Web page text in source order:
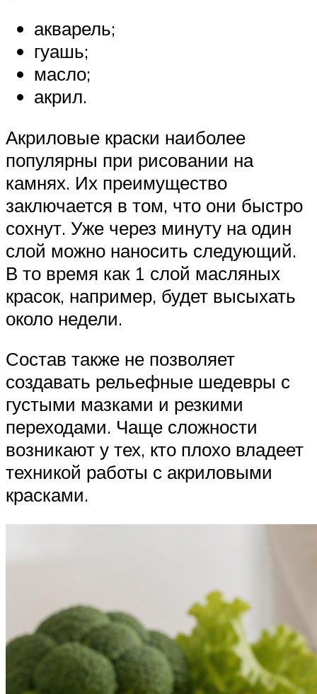
акварель;
гуашь;
масло;
акрил.
Акриловые краски наиболее
популярны при рисовании на
камнях. Их преимущество
заключается в том, что они быстро
сохнут. Уже через минуту на один
слой можно наносить следующий.
В то время как 1 слой масляных
красок, например, будет высыхать
около недели.
Состав также не позволяет
создавать рельефные шедевры с
густыми мазками и резкими
переходами. Чаще сложности
возникают у тех, кто плохо владеет
техникой работы с акриловыми
красками.